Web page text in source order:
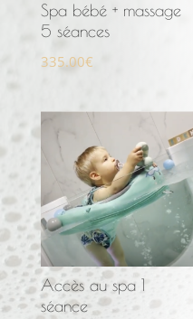
Spa bébé + massage
5 séances
335.00€
Accès au spa 1
séance